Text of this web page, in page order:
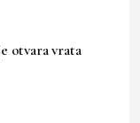
otvara vrata